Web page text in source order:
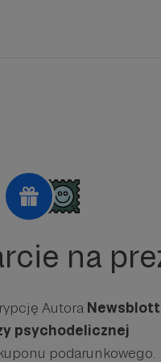
na
Autora
psychodelicznej
podarunkowego.